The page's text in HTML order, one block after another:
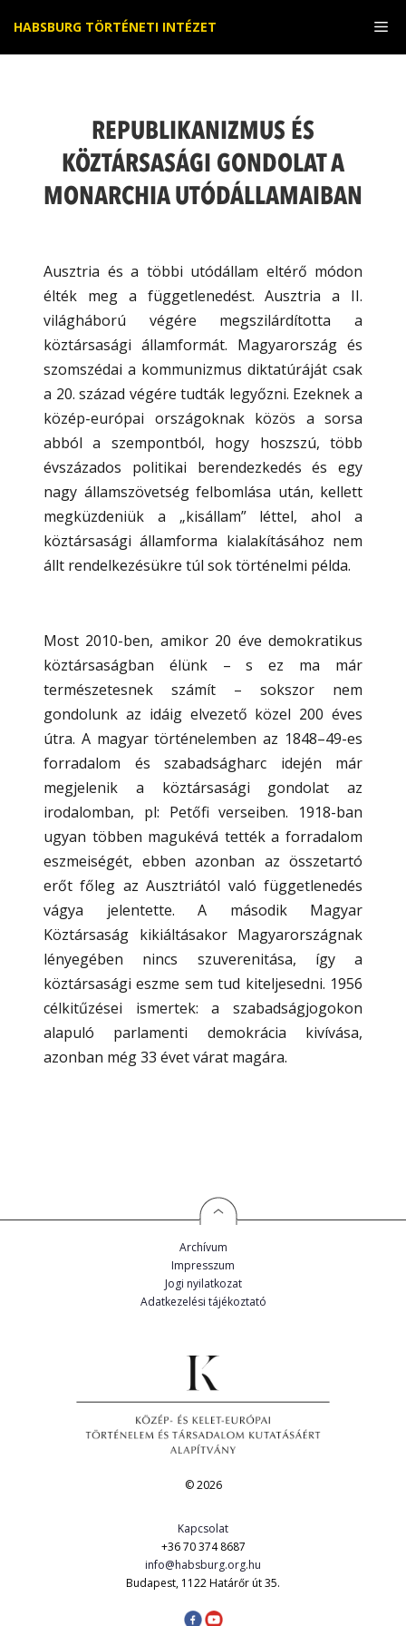
tartalomba
HABSBURG TÖRTÉNETI INTÉZET
REPUBLIKANIZMUS ÉS
KÖZTÁRSASÁGI GONDOLAT A
MONARCHIA UTÓDÁLLAMAIBAN
Ausztria és a többi utódállam eltérő módon
élték meg a függetlenedést. Ausztria a II.
világháború végére megszilárdította a
köztársasági államformát. Magyarország és
szomszédai a kommunizmus diktatúráját csak
a 20. század végére tudták legyőzni. Ezeknek a
közép-európai országoknak közös a sorsa
abból a szempontból, hogy hoszszú, több
évszázados politikai berendezkedés és egy
nagy államszövetség felbomlása után, kellett
megküzdeniük a „kisállam” léttel, ahol a
köztársasági államforma kialakításához nem
állt rendelkezésükre túl sok történelmi példa.
Most 2010-ben, amikor 20 éve demokratikus
köztársaságban élünk – s ez ma már
természetesnek számít – sokszor nem
gondolunk az idáig elvezető közel 200 éves
útra. A magyar történelemben az 1848–49-es
forradalom és szabadságharc idején már
megjelenik a köztársasági gondolat az
irodalomban, pl: Petőfi verseiben. 1918-ban
ugyan többen magukévá tették a forradalom
eszmeiségét, ebben azonban az összetartó
erőt főleg az Ausztriától való függetlenedés
vágya jelentette. A második Magyar
Köztársaság kikiáltásakor Magyarországnak
lényegében nincs szuverenitása, így a
köztársasági eszme sem tud kiteljesedni. 1956
célkitűzései ismertek: a szabadságjogokon
alapuló parlamenti demokrácia kivívása,
azonban még 33 évet várat magára.
Archívum
Impresszum
Jogi nyilatkozat
Adatkezelési tájékoztató
© 2026
Kapcsolat
+36 70 374 8687
info@habsburg.org.hu
Budapest, 1122 Határőr út 35.